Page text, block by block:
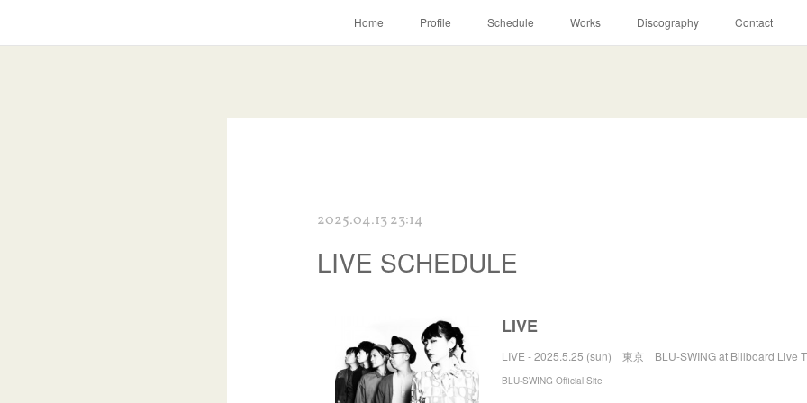
Home Profile Schedule Works Discography Contact
2025.04.13 23:14
LIVE SCHEDULE
LIVE
LIVE - 2025.5.25 (sun) 東京 BLU-SWING at Billboard Live
BLU-SWING Official Site